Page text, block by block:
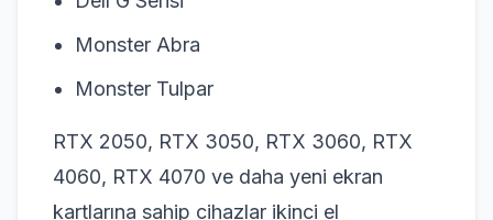
Monster Abra
Monster Tulpar
RTX 2050, RTX 3050, RTX 3060, RTX
4060, RTX 4070 ve daha yeni ekran
kartlarına sahip cihazlar ikinci el